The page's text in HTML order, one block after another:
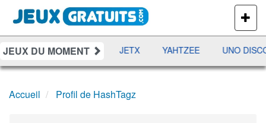
PLUS
DE
JEUX
JEUX DU MOMENT
DAMES RAMI JETX YAHTZEE UNO
Accueil Profil de HashTagz